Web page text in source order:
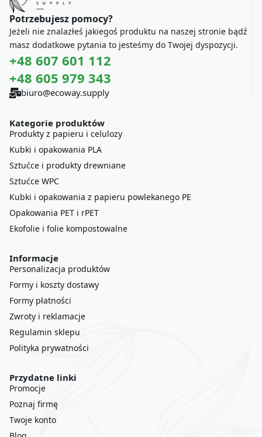
Potrzebujesz pomocy?
Jeżeli nie znalazłeś jakiegoś produktu na naszej stronie bądź
masz dodatkowe pytania to jesteśmy do Twojej dyspozycji.
+48 607 601 112
+48 605 979 343
biuro@ecoway.supply
Kategorie produktów
Produkty z papieru i celulozy
Kubki i opakowania PLA
Sztućce i produkty drewniane
Sztućce WPC
Kubki i opakowania z papieru powlekanego PE
Opakowania PET i rPET
Ekofolie i folie kompostowalne
Informacje
Personalizacja produktów
Formy i koszty dostawy
Formy płatności
Zwroty i reklamacje
Regulamin sklepu
Polityka prywatności
Przydatne linki
Promocje
Poznaj firmę
Twoje konto